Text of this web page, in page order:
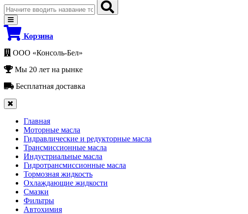
Корзина
ООО «Консоль-Бел»
Мы 20 лет на рынке
Бесплатная доставка
Главная
Моторные масла
Гидравлические и редукторные масла
Трансмиссионные масла
Индустриальные масла
Гидротрансмиссионные масла
Тормозная жидкость
Охлаждающие жидкости
Смазки
Фильтры
Автохимия